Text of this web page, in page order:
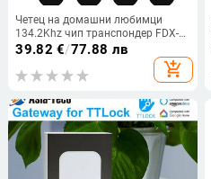
Четец на домашни любимци
134.2Khz чип транспондер FDX-B
скенер за домашни любимци
ISO11784/5 Animal RDID USB куче
котка кон ръчен микрочип скенер
39.82 €/77.88 лв
add_shopping_cart